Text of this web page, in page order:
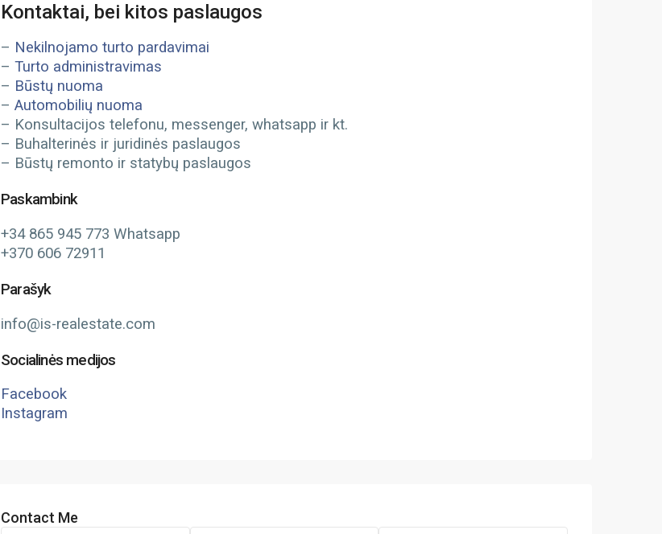
Kontaktai, bei kitos paslaugos
– Nekilnojamo turto pardavimai
– Turto administravimas
– Būstų nuoma
– Automobilių nuoma
– Konsultacijos telefonu, messenger, whatsapp ir kt.
– Buhalterinės ir juridinės paslaugos
– Būstų remonto ir statybų paslaugos
Paskambink
+34 865 945 773 Whatsapp
+370 606 72911
Parašyk
info@is-realestate.com
Socialinės medijos
Facebook
Instagram
Contact Me